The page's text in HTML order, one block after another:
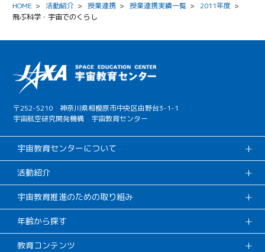
HOME > 活動紹介 > 授業連携 > 授業連携実績一覧 > 2011年度 >
飛ぶ科学・宇宙でのくらし
〒252-5210 神奈川県相模原市中央区由野台3-1-1
宇宙航空研究開発機構 宇宙教育センター
宇宙教育センターについて
活動紹介
宇宙教育推進のための取り組み
年齢から探す
教育コンテンツ